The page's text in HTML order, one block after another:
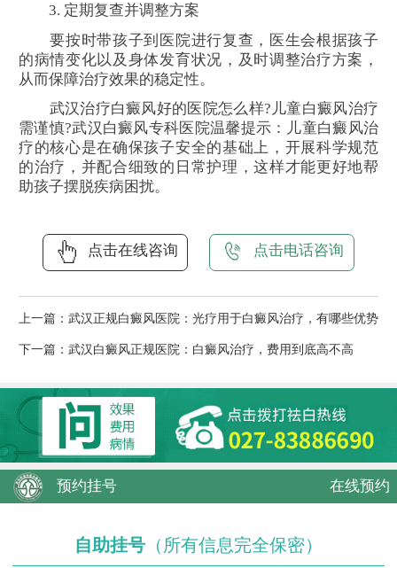
3. 定期复查并调整方案
要按时带孩子到医院进行复查，医生会根据孩子
的病情变化以及身体发育状况，及时调整治疗方案，
从而保障治疗效果的稳定性。
武汉治疗白癜风好的医院怎么样?儿童白癜风治疗
需谨慎?武汉白癜风专科医院温馨提示：儿童白癜风治
疗的核心是在确保孩子安全的基础上，开展科学规范
的治疗，并配合细致的日常护理，这样才能更好地帮
助孩子摆脱疾病困扰。
点击在线咨询 点击电话咨询
上一篇： 武汉正规白癜风医院：光疗用于白癜风治疗，有哪些优势
下一篇： 武汉白癜风正规医院：白癜风治疗，费用到底高不高
预约挂号 在线预约
自助挂号 （所有信息完全保密）